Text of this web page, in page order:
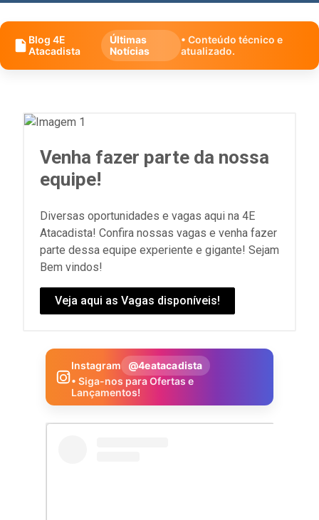
Blog 4E
Atacadista
Últimas
Notícias
• Conteúdo técnico e
atualizado.
Venha fazer parte da nossa
equipe!
Diversas oportunidades e vagas aqui na 4E
Atacadista! Confira nossas vagas e venha fazer
parte dessa equipe experiente e gigante! Sejam
Bem vindos!
Veja aqui as Vagas disponíveis!
Instagram
@4eatacadista
• Siga-nos para Ofertas e
Lançamentos!